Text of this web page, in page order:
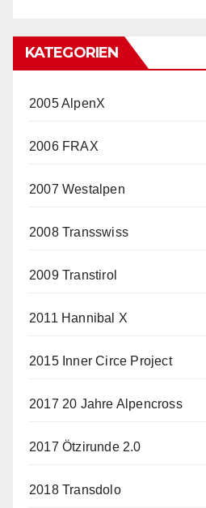
KATEGORIEN
2005 AlpenX
2006 FRAX
2007 Westalpen
2008 Transswiss
2009 Transtirol
2011 Hannibal X
2015 Inner Circe Project
2017 20 Jahre Alpencross
2017 Ötzirunde 2.0
2018 Transdolo